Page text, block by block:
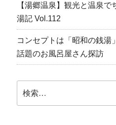
【湯郷温泉】観光と温泉
湯記 Vol.112
コンセプトは「昭和の銭湯
話題のお風呂屋さん探訪